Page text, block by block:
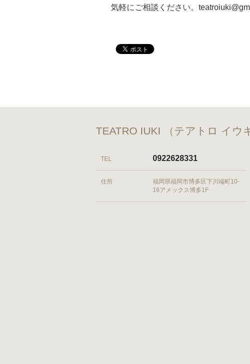
気軽にご相談ください。
TEATRO IUKI （テアトロ イウ
TEL 0922628331
住所
福岡県福岡市博多区下川端町10-
16アメックス博多1F